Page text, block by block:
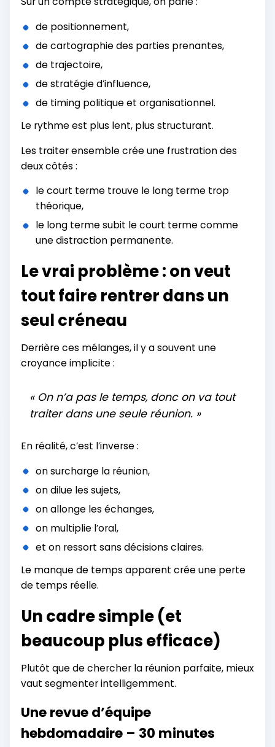
de positionnement,
de cartographie des parties prenantes,
de trajectoire,
de stratégie d’influence,
de timing politique et organisationnel.
Le rythme est plus lent, plus structurant.
Les traiter ensemble crée une frustration des
deux côtés :
le court terme trouve le long terme trop
théorique,
le long terme subit le court terme comme
une distraction permanente.
Le vrai problème : on veut
tout faire rentrer dans un
seul créneau
Derrière ces mélanges, il y a souvent une
croyance implicite :
« On n’a pas le temps, donc on va tout
traiter dans une seule réunion. »
En réalité, c’est l’inverse :
on surcharge la réunion,
on dilue les sujets,
on allonge les échanges,
on multiplie l’oral,
et on ressort sans décisions claires.
Le manque de temps apparent crée une perte
de temps réelle.
Un cadre simple (et
beaucoup plus efficace)
Plutôt que de chercher la réunion parfaite, mieux
vaut segmenter intelligemment.
Une revue d’équipe
hebdomadaire – 30 minutes